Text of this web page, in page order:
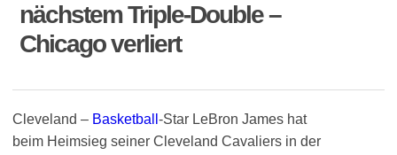
nächstem Triple-Double –
Chicago verliert
Cleveland – Basketball -Star LeBron James hat
beim Heimsieg seiner Cleveland Cavaliers in der